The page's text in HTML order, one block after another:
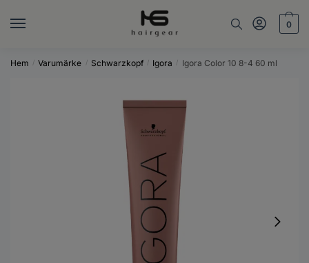
0
Hem / Varumärke / Schwarzkopf / Igora / Igora Color 10 8-4 60 ml